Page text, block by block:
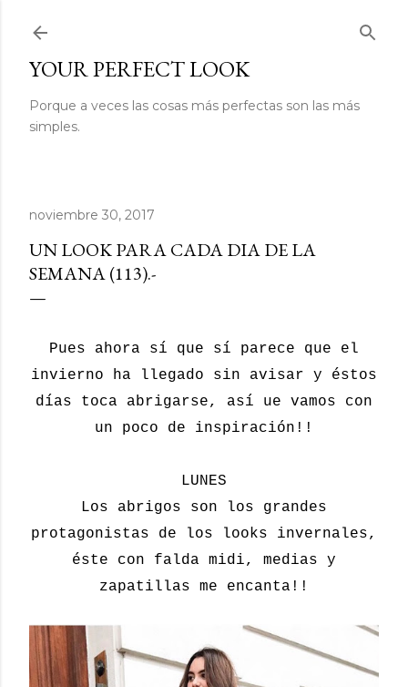
YOUR PERFECT LOOK
Porque a veces las cosas más perfectas son las más
simples.
noviembre 30, 2017
UN LOOK PARA CADA DIA DE LA
SEMANA (113).-
Pues ahora sí que sí parece que el
invierno ha llegado sin avisar y éstos
días toca abrigarse, así ue vamos con
un poco de inspiración!!
LUNES
Los abrigos son los grandes
protagonistas de los looks invernales,
éste con falda midi, medias y
zapatillas me encanta!!